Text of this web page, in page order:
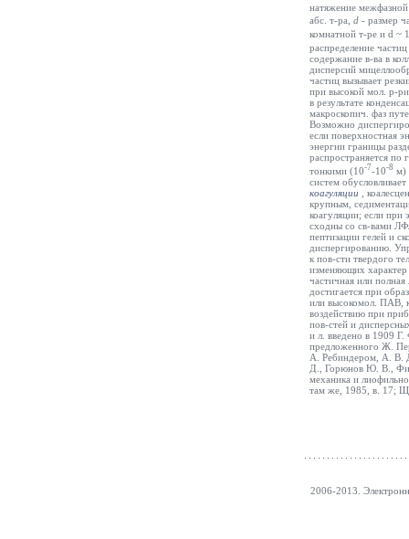
натяжение
абс. т-ра, d - размер
комнатной т-ре и d ~
распределение
содержание в-ва в
дисперсий
частиц вызывает
при высокой мол. р-
в результате
макроскопич. фаз
Возможно
если поверхностная
энергии границы
распространяется по
тонкими (10-7-10-8 м)
систем
коагуляции
крупным,
коагуляции; если при
сходны со св-вами
пептизации гелей и
диспергированию.
к пов-сти твердого
изменяющих
частичная или
достигается при
или высокомол. ПАВ,
воздействию при
пов-стей и
и л. введено в 1909
предложенного Ж.
А. Ребиндером, А. В.
Д., Горюнов Ю. В.,
механика и
там же, 1985, в. 17;
2006-2013.